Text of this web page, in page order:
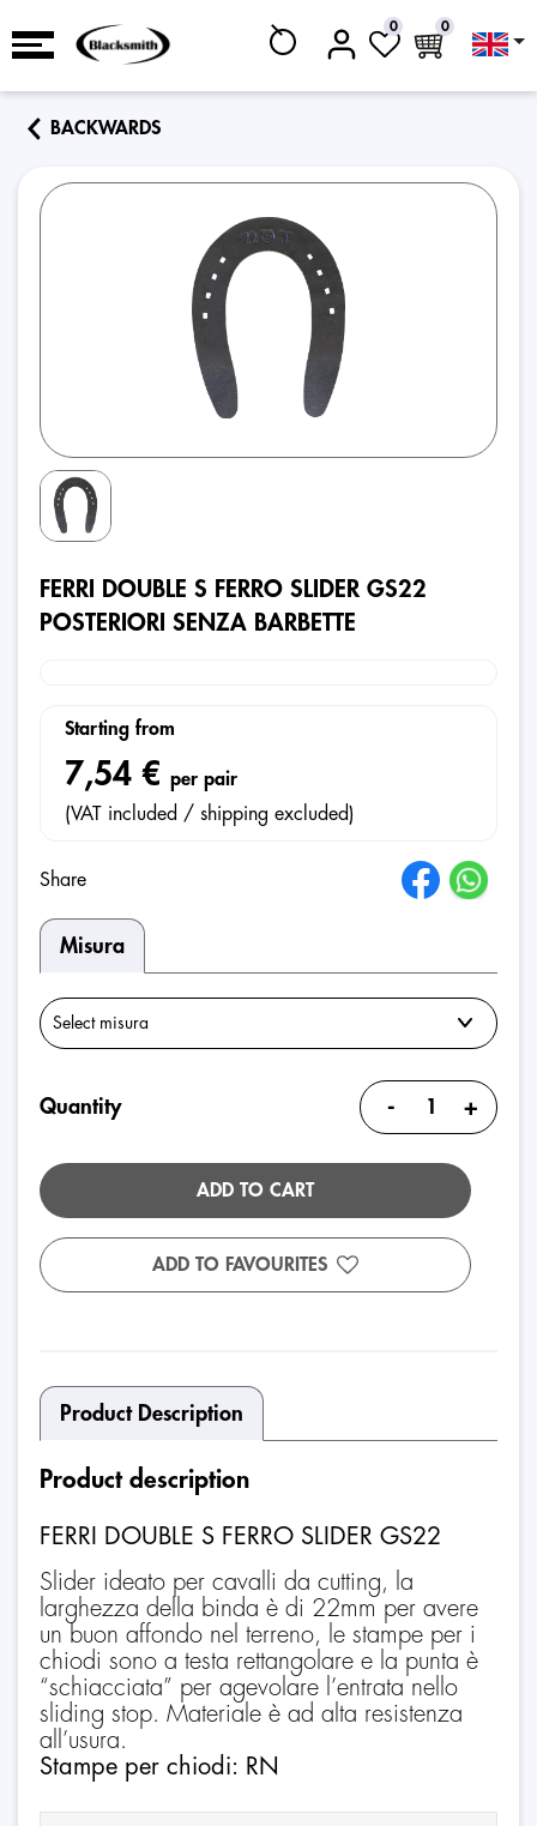
0 0
BACKWARDS
FERRI DOUBLE S FERRO SLIDER GS22
POSTERIORI SENZA BARBETTE
Starting from
7,54 € per pair
(VAT included / shipping excluded)
Share
Misura
Quantity - +
ADD TO CART
ADD TO FAVOURITES
Product Description
Product description
FERRI DOUBLE S FERRO SLIDER GS22
Slider ideato per cavalli da cutting, la
larghezza della binda è di 22mm per avere
un buon affondo nel terreno, le stampe per i
chiodi sono a testa rettangolare e la punta è
“schiacciata” per agevolare l’entrata nello
sliding stop. Materiale è ad alta resistenza
all’usura.
Stampe per chiodi: RN